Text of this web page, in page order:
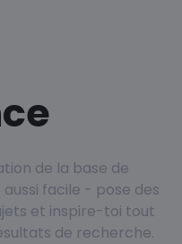
de la base de
facile - pose des
et inspire-toi tout
de recherche.